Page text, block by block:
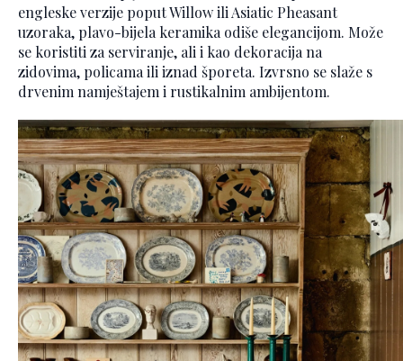
engleske verzije poput Willow ili Asiatic Pheasant
uzoraka, plavo-bijela keramika odiše elegancijom. Može
se koristiti za serviranje, ali i kao dekoracija na
zidovima, policama ili iznad šporeta. Izvrsno se slaže s
drvenim namještajem i rustikalnim ambijentom.